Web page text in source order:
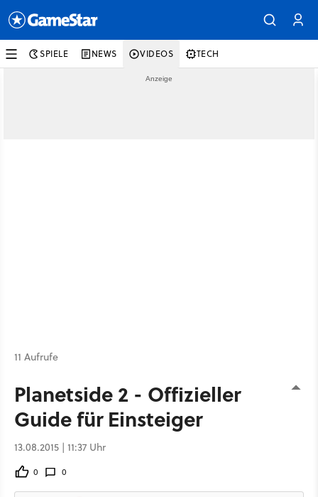
SPIELE NEWS VIDEOS TECH
11 Aufrufe
Planetside 2 - Offizieller
Guide für Einsteiger
13.08.2015 | 11:37 Uhr
0 0